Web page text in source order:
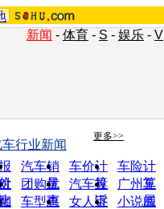
新闻 - 体育 - S - 娱乐 - V
更多>>
汽车销
量
车价计
算
车险计
算
团购优
惠
汽车投
诉
广州车
展
车型查
女人宝
小说阅
行业新闻